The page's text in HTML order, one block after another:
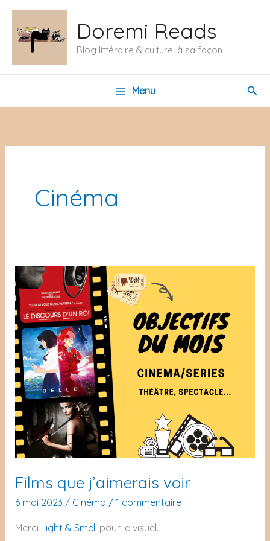
Aller
contenu
Doremi Reads
Blog littéraire & culturel à sa façon
Menu
Cinéma
Films que j’aimerais voir
6 mai 2023 / Cinéma / 1 commentaire
Merci Light & Smell pour le visuel.